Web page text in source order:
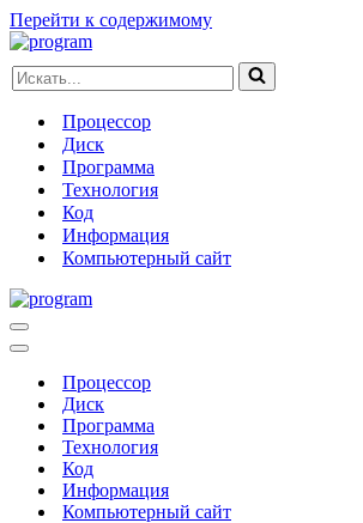
Перейти к содержимому
Искать...
Процессор
Диск
Программа
Технология
Код
Информация
Компьютерный сайт
Меню
навигации
Меню
навигацииПроцессор
Диск
Программа
Технология
Код
Информация
Компьютерный сайт